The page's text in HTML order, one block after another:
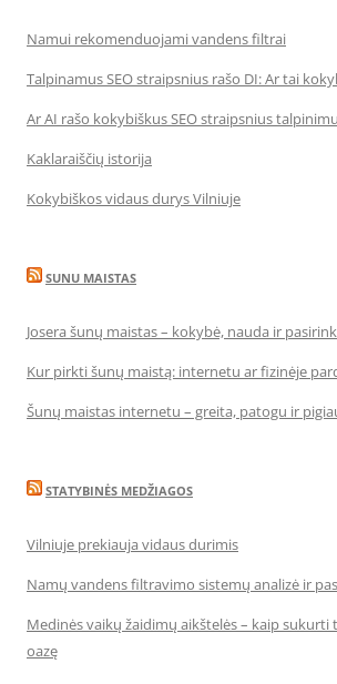
Namui rekomenduojami vandens filtrai
Talpinamus SEO straipsnius rašo DI: Ar tai
Ar AI rašo kokybiškus SEO straipsnius
Kaklaraiščių istorija
Kokybiškos vidaus durys Vilniuje
SUNU MAISTAS
Josera šunų maistas – kokybė, nauda ir
Kur pirkti šunų maistą: internetu ar fizinėje
Šunų maistas internetu – greita, patogu ir
STATYBINĖS MEDŽIAGOS
Vilniuje prekiauja vidaus durimis
Namų vandens filtravimo sistemų analizė ir
Medinės vaikų žaidimų aikštelės – kaip
oazę